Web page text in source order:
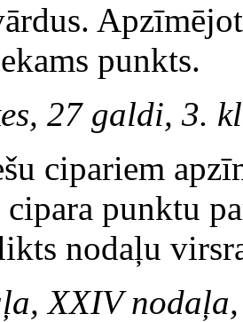
punkts.
27 galdi, 3.
cipariem
cipara punktu
nodaļu
XXIV